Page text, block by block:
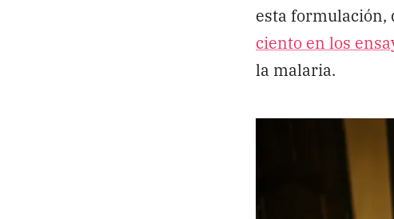
esta formulación,
ciento en los
la malaria.